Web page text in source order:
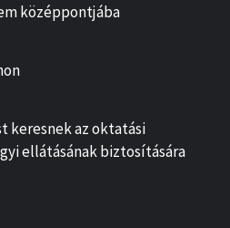
középpontjába
keresnek az oktatási
ellátásának biztosítására